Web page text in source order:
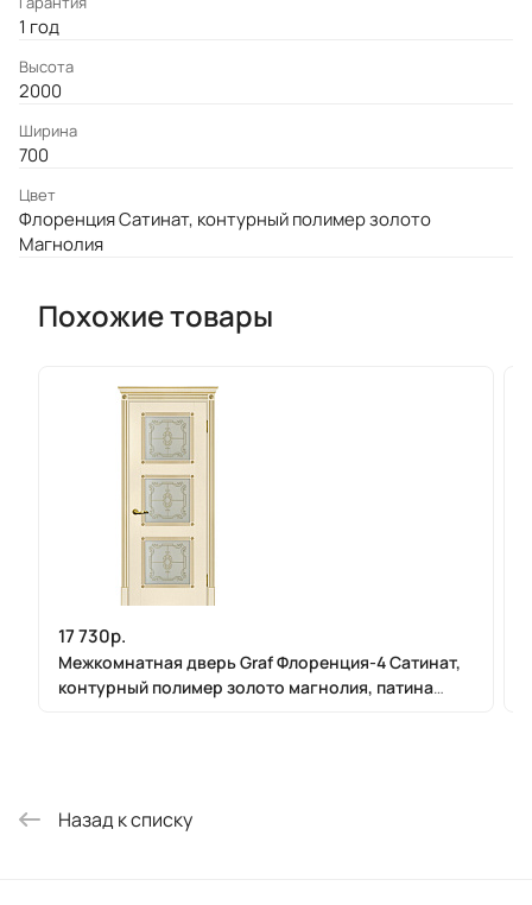
1 год
Высота
2000
Ширина
700
Цвет
Флоренция Сатинат, контурный полимер золото
Магнолия
Похожие товары
17 730р.
Межкомнатная дверь Graf Флоренция-4 Сатинат,
контурный полимер золото магнолия, патина
Назад к списку